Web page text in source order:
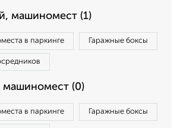
машиномест (1)
в паркинге Гаражные боксы
машиномест (0)
в паркинге Гаражные боксы